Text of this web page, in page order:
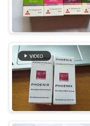
PRIVACY
POLICY